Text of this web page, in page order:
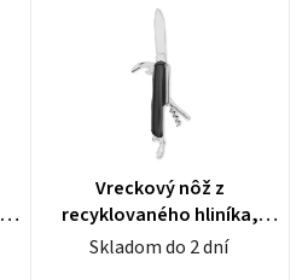
Vreckový nôž z
recyklovaného hliníka,
Black
Skladom do 2 dní